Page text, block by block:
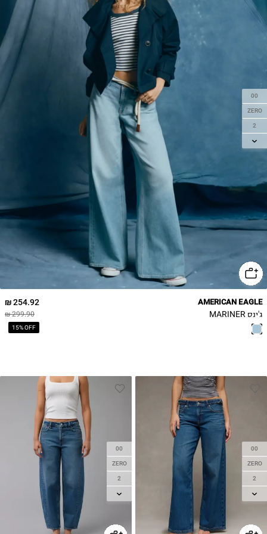
00
ZERO
2
4
10
14
16
254.92 ₪
299.90 ₪
15% OFF
AMERICAN EAGLE
ג'ינס MARINER
00
ZERO
2
4
8
00
ZERO
2
4
8